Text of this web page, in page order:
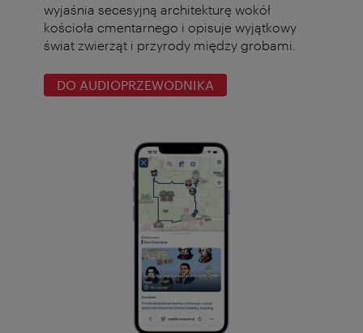
wyjaśnia secesyjną architekturę wokół
kościoła cmentarnego i opisuje wyjątkowy
świat zwierząt i przyrody między grobami.
DO AUDIOPRZEWODNIKA